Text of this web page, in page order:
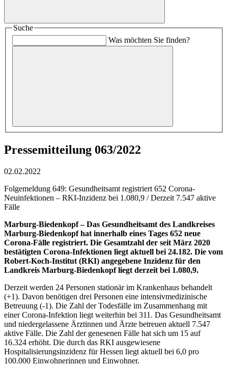
Suche
Was möchten Sie finden?
Pressemitteilung 063/2022
02.02.2022
Folgemeldung 649: Gesundheitsamt registriert 652 Corona-
Neuinfektionen – RKI-Inzidenz bei 1.080,9 / Derzeit 7.547 aktive
Fälle
Marburg-Biedenkopf –Das Gesundheitsamt des Landkreises
Marburg-Biedenkopf hat innerhalb eines Tages 652 neue
Corona-Fälle registriert. Die Gesamtzahl der seit März 2020
bestätigten Corona-Infektionen liegt aktuell bei 24.182. Die vom
Robert-Koch-Institut (RKI) angegebene Inzidenz für den
Landkreis Marburg-Biedenkopf liegt derzeit bei 1.080,9.
Derzeit werden 24 Personen stationär im Krankenhaus behandelt
(+1). Davon benötigen drei Personen eine intensivmedizinische
Betreuung (-1). Die Zahl der Todesfälle im Zusammenhang mit
einer Corona-Infektion liegt weiterhin bei 311. Das Gesundheitsamt
und niedergelassene Ärztinnen und Ärzte betreuen aktuell 7.547
aktive Fälle. Die Zahl der genesenen Fälle hat sich um 15 auf
16.324 erhöht. Die durch das RKI ausgewiesene
Hospitalisierungsinzidenz für Hessen liegt aktuell bei 6,0 pro
100.000 Einwohnerinnen und Einwohner.